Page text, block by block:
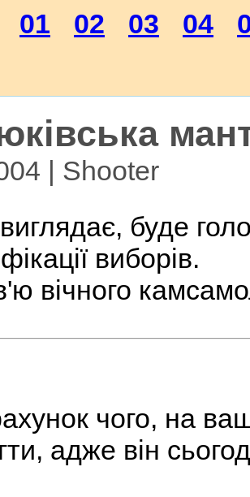
01 02 03 04
| Shooter
буде
виборів.
вічного
чого, на
адже він